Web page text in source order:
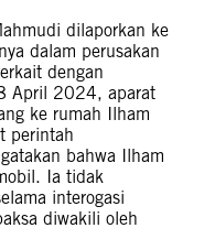
dilaporkan ke
dalam perusakan
dengan
April 2024, aparat
ke rumah Ilham
perintah
bahwa Ilham
Ia tidak
interogasi
diwakili oleh